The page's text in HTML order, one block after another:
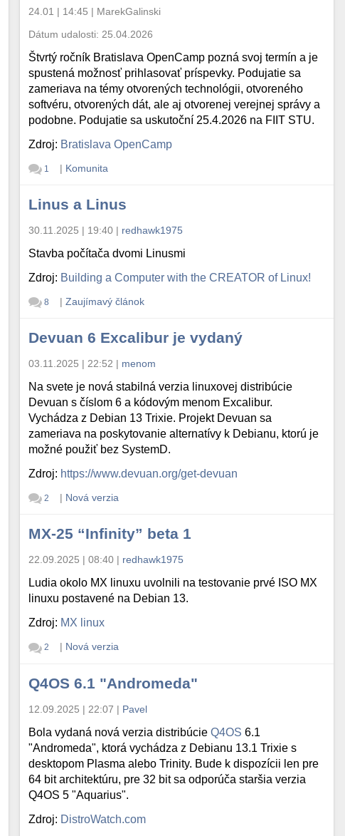
24.01 | 14:45 | MarekGalinski
Dátum udalosti: 25.04.2026
Štvrtý ročník Bratislava OpenCamp pozná svoj termín a je
spustená možnosť prihlasovať príspevky. Podujatie sa
zameriava na témy otvorených technológii, otvoreného
softvéru, otvorených dát, ale aj otvorenej verejnej správy a
podobne. Podujatie sa uskutoční 25.4.2026 na FIIT STU.
Zdroj: Bratislava OpenCamp
1 | Komunita
Linus a Linus
30.11.2025 | 19:40 | redhawk1975
Stavba počítača dvomi Linusmi
Zdroj: Building a Computer with the CREATOR of Linux!
8 | Zaujímavý článok
Devuan 6 Excalibur je vydaný
03.11.2025 | 22:52 | menom
Na svete je nová stabilná verzia linuxovej distribúcie
Devuan s číslom 6 a kódovým menom Excalibur.
Vychádza z Debian 13 Trixie. Projekt Devuan sa
zameriava na poskytovanie alternatívy k Debianu, ktorú je
možné použiť bez SystemD.
Zdroj: https://www.devuan.org/get-devuan
2 | Nová verzia
MX-25 “Infinity” beta 1
22.09.2025 | 08:40 | redhawk1975
Ludia okolo MX linuxu uvolnili na testovanie prvé ISO MX
linuxu postavené na Debian 13.
Zdroj: MX linux
2 | Nová verzia
Q4OS 6.1 "Andromeda"
12.09.2025 | 22:07 | Pavel
Bola vydaná nová verzia distribúcieQ4OS 6.1
"Andromeda", ktorá vychádza z Debianu 13.1 Trixie s
desktopom Plasma alebo Trinity. Bude k dispozícii len pre
64 bit architektúru, pre 32 bit sa odporúča staršia verzia
Q4OS 5 "Aquarius".
Zdroj: DistroWatch.com